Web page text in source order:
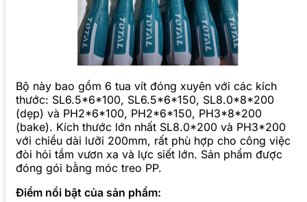
Bộ này bao gồm 6 tua vít đóng xuyên với các kích
thước: SL6.5*6*100, SL6.5*6*150, SL8.0*8*200
(dẹp) và PH2*6*100, PH2*6*150, PH3*8*200
(bake). Kích thước lớn nhất SL8.0*200 và PH3*200
với chiều dài lưỡi 200mm, rất phù hợp cho công việc
đòi hỏi tầm vươn xa và lực siết lớn. Sản phẩm được
đóng gói bằng móc treo PP.
Điểm nổi bật của sản phẩm: